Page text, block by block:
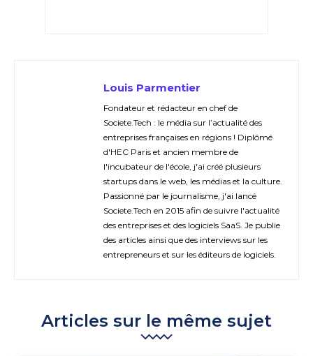
Louis Parmentier
Fondateur et rédacteur en chef de
Societe.Tech : le média sur l’actualité des
entreprises françaises en régions ! Diplômé
d'HEC Paris et ancien membre de
l'incubateur de l'école, j'ai créé plusieurs
startups dans le web, les médias et la culture.
Passionné par le journalisme, j'ai lancé
Societe.Tech en 2015 afin de suivre l'actualité
des entreprises et des logiciels SaaS. Je publie
des articles ainsi que des interviews sur les
entrepreneurs et sur les éditeurs de logiciels.
Articles sur le même sujet